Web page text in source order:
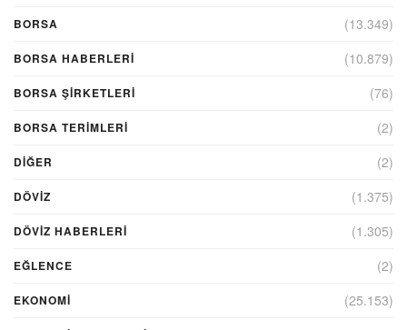
BORSA (13.349)
BORSA HABERLERI (10.879)
BORSA ŞIRKETLERI (76)
BORSA TERIMLERI (2)
DIĞER (2)
DÖVİZ (1.375)
DÖVIZ HABERLERI (1.305)
EĞLENCE (2)
EKONOMİ (25.153)